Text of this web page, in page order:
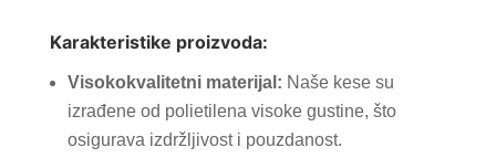
Karakteristike proizvoda:
Visokokvalitetni materijal: Naše kese su
izrađene od polietilena visoke gustine, što
osigurava izdržljivost i pouzdanost.